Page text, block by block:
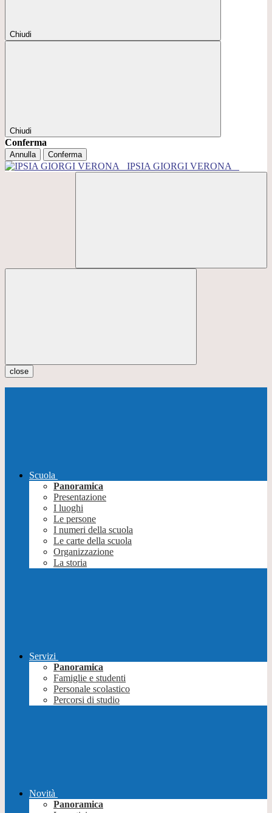
Chiudi
Chiudi
Conferma
Annulla Conferma
IPSIA GIORGI VERONA
close
Scuola
Panoramica
Presentazione
I luoghi
Le persone
I numeri della scuola
Le carte della scuola
Organizzazione
La storia
Servizi
Panoramica
Famiglie e studenti
Personale scolastico
Percorsi di studio
Novità
Panoramica